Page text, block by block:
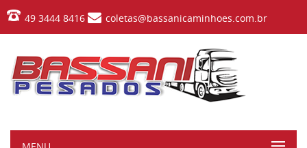
49 3444 8416 coletas@bassanicaminhoes.com.br